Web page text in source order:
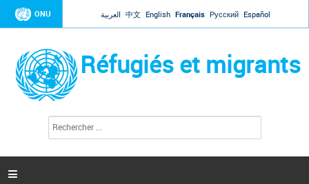
Jump to navigation
ONU العربية 中文 English Français Русский Español
Réfugiés et migrants
c
